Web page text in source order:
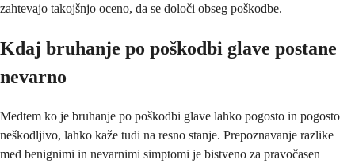
zahtevajo takojšnjo oceno, da se določi obseg poškodbe.
Kdaj bruhanje po poškodbi glave postane
nevarno
Medtem ko je bruhanje po poškodbi glave lahko pogosto in pogosto
neškodljivo, lahko kaže tudi na resno stanje. Prepoznavanje razlike
med benignimi in nevarnimi simptomi je bistveno za pravočasen